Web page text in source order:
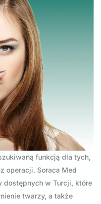
funkcją dla tych,
operacji. Soraca Med
dostępnych w Turcji, które
twarzy, a także